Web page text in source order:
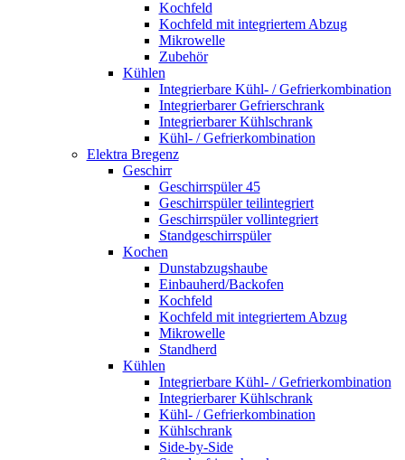
Kochfeld
Kochfeld mit integriertem Abzug
Mikrowelle
Zubehör
Kühlen
Integrierbare Kühl- / Gefrierkombination
Integrierbarer Gefrierschrank
Integrierbarer Kühlschrank
Kühl- / Gefrierkombination
Elektra Bregenz
Geschirr
Geschirrspüler 45
Geschirrspüler teilintegriert
Geschirrspüler vollintegriert
Standgeschirrspüler
Kochen
Dunstabzugshaube
Einbauherd/Backofen
Kochfeld
Kochfeld mit integriertem Abzug
Mikrowelle
Standherd
Kühlen
Integrierbare Kühl- / Gefrierkombination
Integrierbarer Kühlschrank
Kühl- / Gefrierkombination
Kühlschrank
Side-by-Side